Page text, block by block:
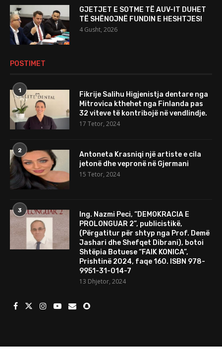
GJETJET E SOTME TË AUV-IT DUHET
TË SHËNOJNË FUNDIN E HESHTJES!
4 Gusht, 2026
POSTIMET
1
Fikrije Salihu Higjenistja dentare nga
Mitrovica kthehet nga Finlanda pas
32 viteve të kontribojë në vendlindje.
17 Tetor, 2024
2
Antoneta Krasniqi një artiste e cila
jetonë dhe vepronë në Gjermani
15 Tetor, 2024
3
Ing. Nazmi Peci, “DEMOKRACIA E
PROLONGUAR 2”, publicistikë,
(Përgatitur për shtyp nga Prof. Demë
Jashari dhe Shefqet Dibrani), botoi
Shtëpia Botuese “FAIK KONICA”,
Prishtinë 2024, faqe 160. ISBN 978-
9951-31-014-7
13 Dhjetor, 2024